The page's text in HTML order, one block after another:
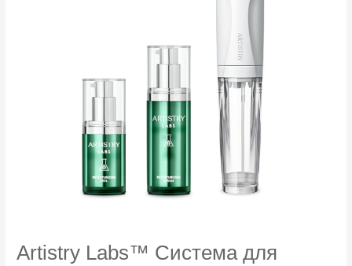
Artistry Labs™ Система для